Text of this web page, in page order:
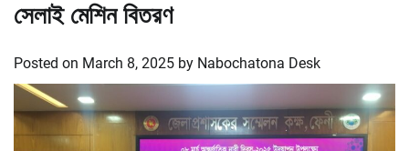
সেলাই মেশিন বিতরণ
Posted on March 8, 2025 by Nabochatona Desk